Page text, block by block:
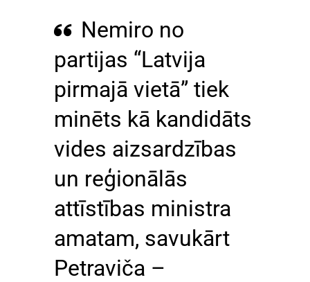
Nemiro no
partijas “Latvija
pirmajā vietā” tiek
minēts kā kandidāts
vides aizsardzības
un reģionālās
attīstības ministra
amatam, savukārt
Petraviča –